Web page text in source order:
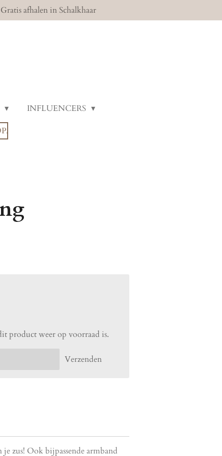
Gratis afhalen in Schalkhaar
INFLUENCERS
product weer op voorraad is.
Verzenden
zus! Ook bijpassende armband